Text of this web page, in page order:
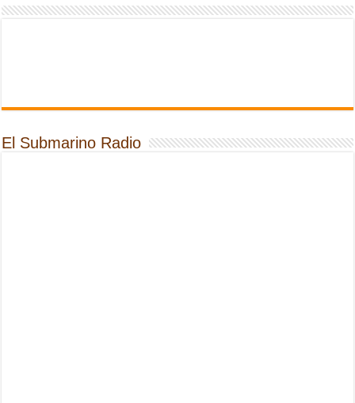
El Submarino Radio